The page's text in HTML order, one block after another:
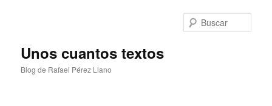
Unos cuantos textos
Blog de Rafael Pérez Llano